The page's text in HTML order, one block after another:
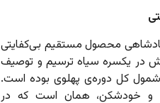
محصول مستقیم بی‌کفایتی
در یکسره سیاه ترسیم و توصیف
کل دوره‌ی پهلوی بوده است.
و خودشکن، همان است که در